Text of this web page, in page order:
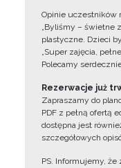
Opinie uczestników
„Byliśmy – świetne
plastyczne. Dzieci
„Super zajęcia,
Polecamy
Rezerwacje już
Zapraszamy do
PDF z pełną ofertą
dostępna jest
szczegółowych
PS. Informujemy, że